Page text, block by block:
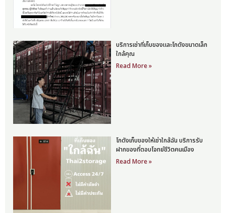
บริการเช่าที่เก็บของและโกดังขนาดเล็ก
ใกล้คุณ
Read More »
โกดังเก็บของให้เช่าใกล้ฉัน บริการรับ
ฝากของที่ตอบโจทย์ชีวิตคนเมือง
Read More »